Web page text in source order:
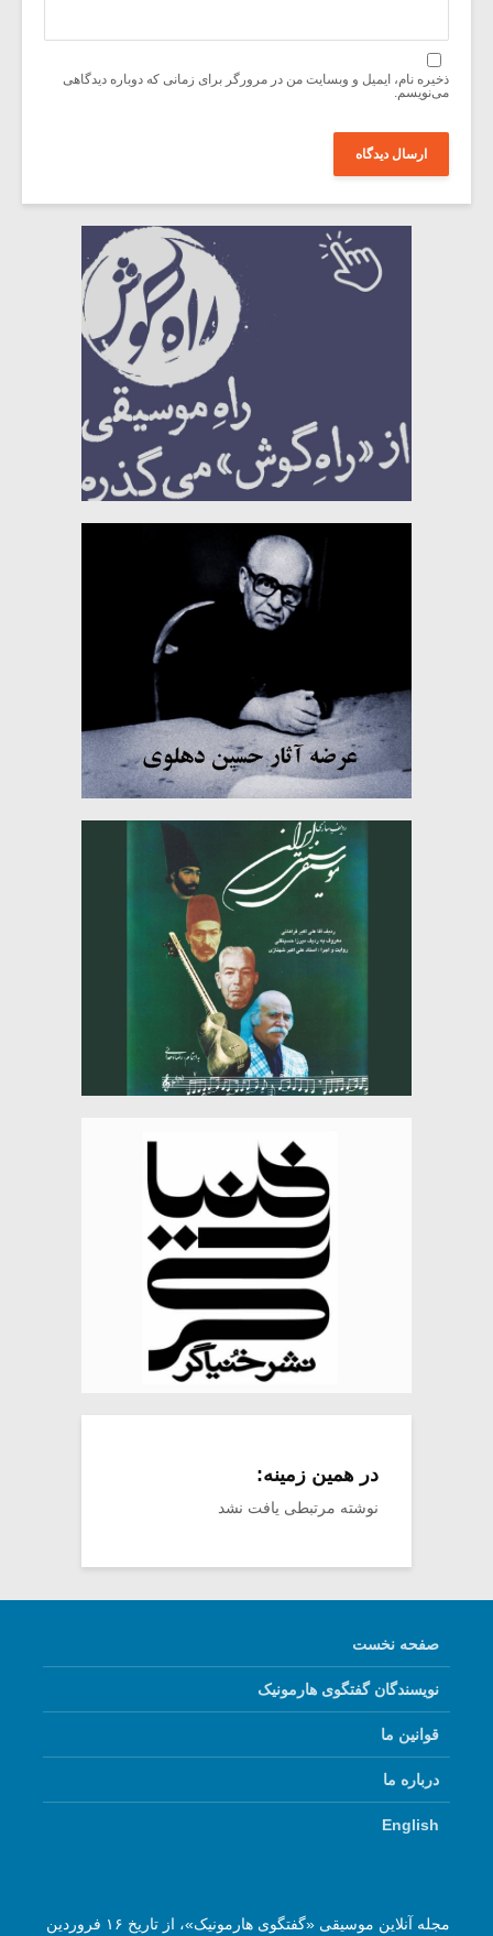
ذخیره نام، ایمیل و وبسایت من در مرورگر برای زمانی که دوباره دیدگاهی
می‌نویسم.
در همین زمینه:
نوشته مرتبطی یافت نشد
صفحه نخست
نویسندگان گفتگوی هارمونیک
قوانین ما
درباره ما
English
مجله آنلاین موسیقی «گفتگوی هارمونیک»، از تاریخ ۱۶ فروردین